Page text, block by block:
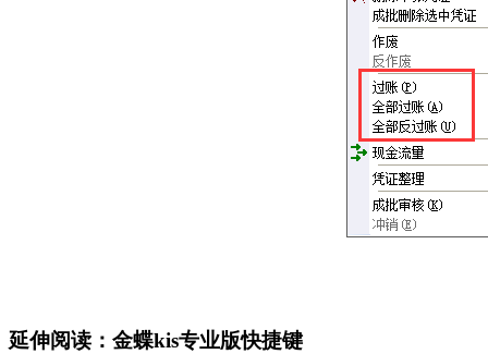
延伸阅读：金蝶kis专业版快捷键